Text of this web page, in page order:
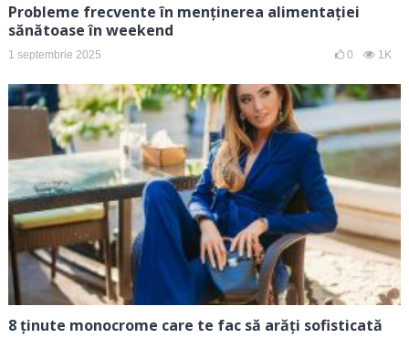
Probleme frecvente în menținerea alimentației
sănătoase în weekend
1 septembrie 2025 0 1K
8 ținute monocrome care te fac să arăți sofisticată